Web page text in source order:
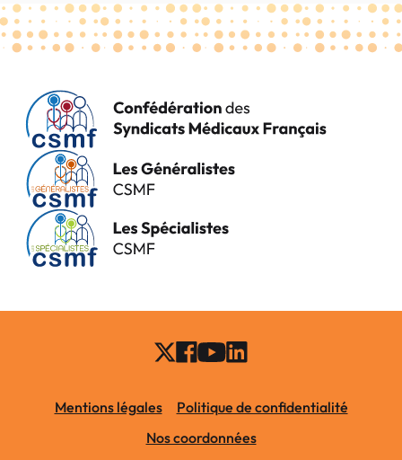
Mentions légales
Politique de confidentialité
Nos coordonnées